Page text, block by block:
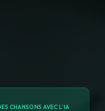
CHANSONS AVEC L'IA